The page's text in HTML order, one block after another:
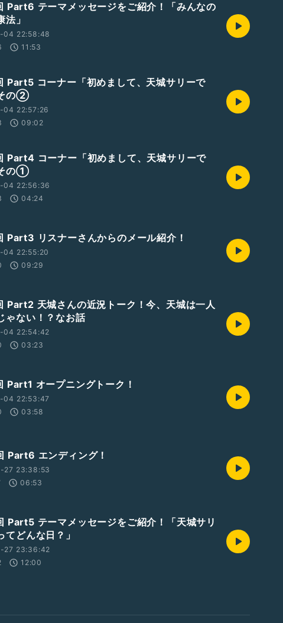
Part6 テーマメッセージをご紹介！「みんなの
法」
04 22:58:48
11:53
Part5 コーナー「初めまして、天城サリーで
の②
22:57:26
09:02
Part4 コーナー「初めまして、天城サリーで
の①
04 22:56:36
04:24
Part3 リスナーさんからのメール紹介！
22:55:20
09:29
Part2 天城さんの近況トーク！今、天城は一人
ゃない！？なお話
04 22:54:42
03:23
Part1 オープニングトーク！
04 22:53:47
03:58
Part6 エンディング！
27 23:38:53
06:53
Part5 テーマメッセージをご紹介！「天城サリ
てどんな日？」
27 23:36:42
12:00